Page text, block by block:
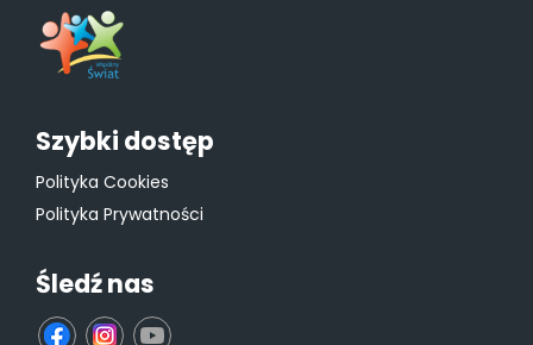
Szybki dostęp
Polityka Cookies
Polityka Prywatności
Śledź nas
fb ins yt